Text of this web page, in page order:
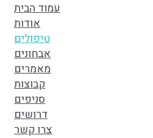
עמוד הבית
אודות
טיפולים
אבחונים
מאמרים
קבוצות
סניפים
דרושים
צרו קשר